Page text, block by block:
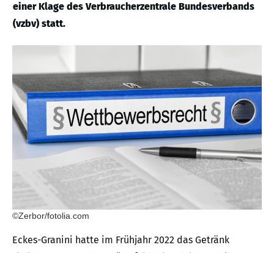
einer Klage des Verbraucherzentrale Bundesverbands
(vzbv) statt.
©Zerbor/fotolia.com
Eckes-Granini hatte im Frühjahr 2022 das Getränk